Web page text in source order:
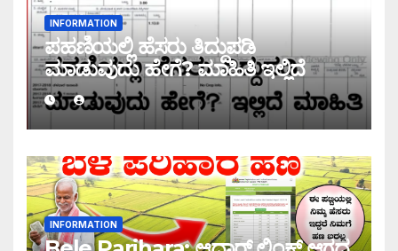
INFORMATION
ಪಹಣಿಯಲ್ಲಿ ಹೆಸರು ತಿದ್ದುಪಡಿ
ಮಾಡುವುದು ಹೇಗೆ? ಮಾಹಿತಿ ಇಲ್ಲಿದೆ
INFORMATION